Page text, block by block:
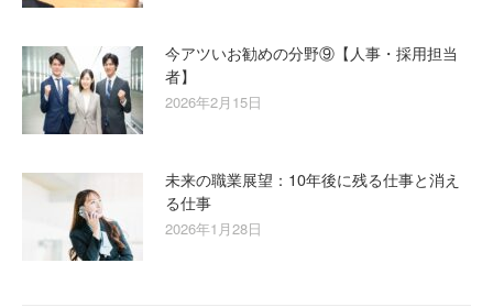
今アツいお勧めの分野⑨【人事・採用担当
者】
2026年2月15日
未来の職業展望：10年後に残る仕事と消え
る仕事
2026年1月28日